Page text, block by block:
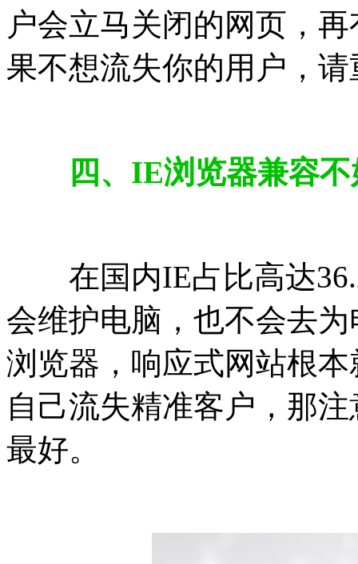
户会立马关闭的网页，
果不想流失你的用户，
四、IE浏览器兼容
在国内IE占比高达
会维护电脑，也不会去
浏览器，响应式网站根
自己流失精准客户，那
最好。